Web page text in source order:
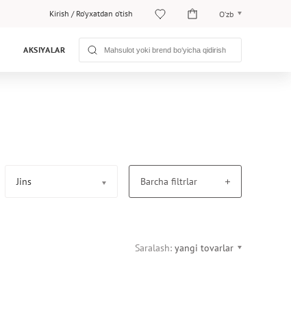
Kirish / Ro‘yxatdan o‘tish O‘zb
Рус
AKSIYALAR
Jins Barcha filtrlar
Saralash: yangi tovarlar